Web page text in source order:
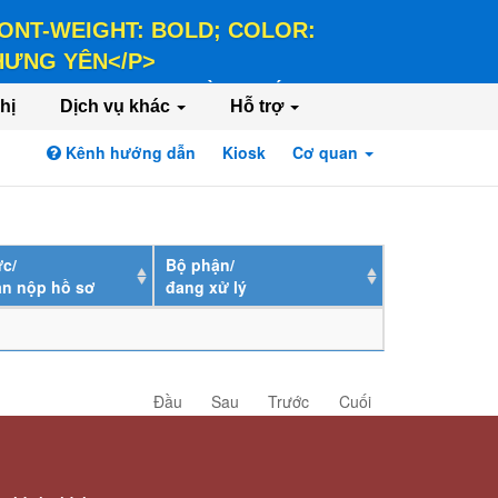
WEIGHT: BOLD; COLOR:
YÊN</P>
COLOR: #FFEE58;">HÀNH CHÍNH PHỤC
Dịch vụ khác Hỗ trợ
Kênh hướng dẫn Kiosk Cơ quan
nộp hồ sơ
Bộ phận/
đang xử lý
Đầu Sau Trước Cuối